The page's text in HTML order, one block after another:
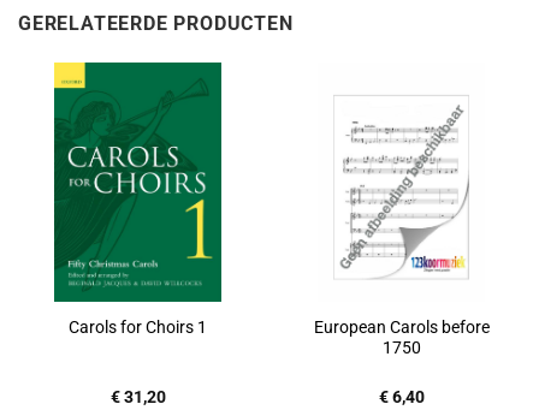
GERELATEERDE PRODUCTEN
Carols for Choirs 1
€31,20
European Carols before
1750
€6,40